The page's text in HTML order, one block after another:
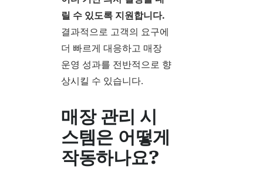
릴 수 있도록 지원합니다.
결과적으로 고객의 요구에
더 빠르게 대응하고 매장
운영 성과를 전반적으로 향
상시킬 수 있습니다.
매장 관리 시
스템은 어떻게
작동하나요?